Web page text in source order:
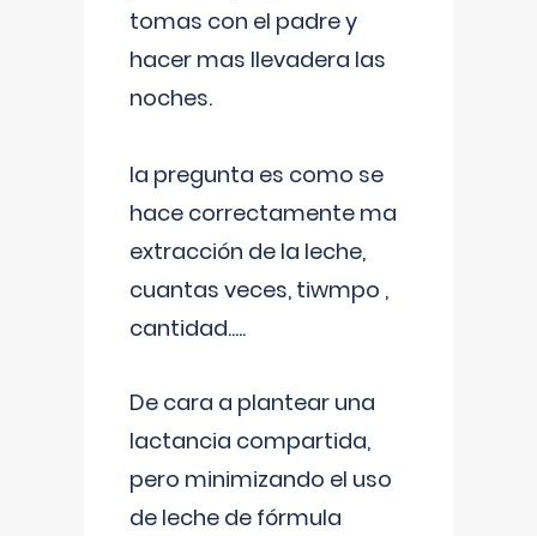
tomas con el padre y
hacer mas llevadera las
noches.
la pregunta es como se
hace correctamente ma
extracción de la leche,
cuantas veces, tiwmpo ,
cantidad.....
De cara a plantear una
lactancia compartida,
pero minimizando el uso
de leche de fórmula